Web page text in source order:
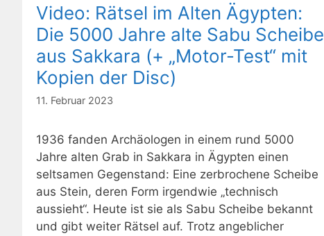
Video: Rätsel im Alten Ägypten:
Die 5000 Jahre alte Sabu Scheibe
aus Sakkara (+ „Motor-Test“ mit
Kopien der Disc)
11. Februar 2023
1936 fanden Archäologen in einem rund 5000
Jahre alten Grab in Sakkara in Ägypten einen
seltsamen Gegenstand: Eine zerbrochene Scheibe
aus Stein, deren Form irgendwie „technisch
aussieht“. Heute ist sie als Sabu Scheibe bekannt
und gibt weiter Rätsel auf. Trotz angeblicher